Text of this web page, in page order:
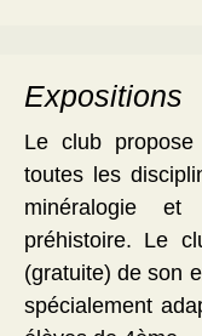
Expositions
Le club propose
toutes les
minéralogie et
préhistoire. Le
(gratuite) de son
spécialement